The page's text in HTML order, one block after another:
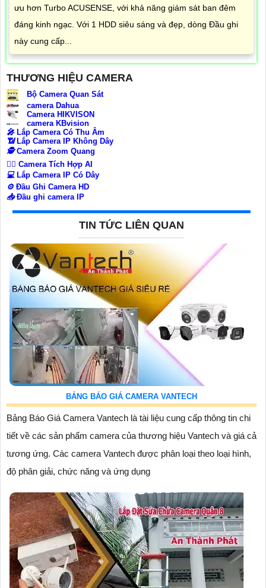
ưu hơn Turbo ACUSENSE, với khả năng giám sát ban đêm
đáng kinh ngạc. Với 1 HDD siêu sáng và đẹp, dòng Đầu ghi
này cung cấp...
THƯƠNG HIỆU CAMERA
Bộ Camera Quan Sát
camera Dahua
Camera HIKVISON
camera KBvision
️🎤️ Lắp Camera Có Thu Âm
📶 Lắp Camera IP Không Dây
🕵️Camera Zoom Quang
🧛‍♀️ Camera Tích Hợp AI
💻Lắp Camera IP Có Dây
⚙️Đầu Ghi Camera HD
📥Đầu ghi camera IP
TIN TỨC LIÊN QUAN
BẢNG BÁO GIÁ CAMERA VANTECH
Bảng Báo Giá Camera Vantech là tài liệu cung cấp thông tin chi
tiết về các sản phẩm camera của thương hiệu Vantech và giá cả
tương ứng. Các camera Vantech được phân loại theo loại hình,
độ phân giải, chức năng và ứng dụng